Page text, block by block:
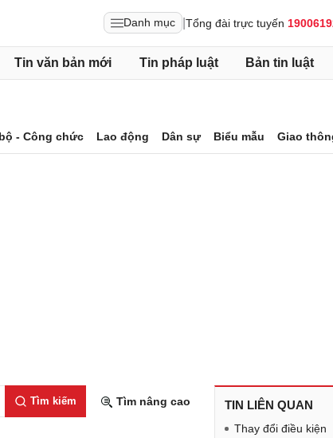
Danh mục Tổng đài trực tuyến
Tin văn bản mới Tin pháp luật Bản tin luật
- Công chức Lao động Dân sự Biểu mẫu Giao
Tìm kiếm Tìm nâng cao TIN LIÊN QUAN
Thay đổi điều kiện